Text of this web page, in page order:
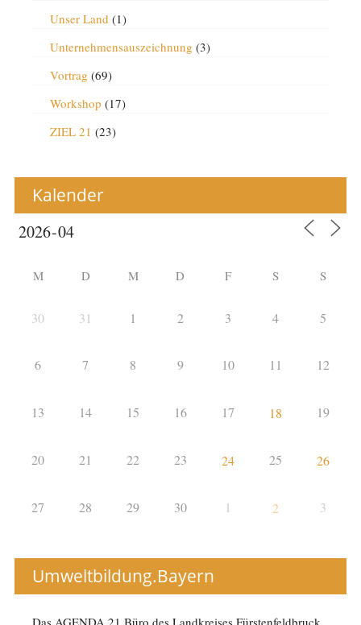
Unser Land (1)
Unternehmensauszeichnung (3)
Vortrag (69)
Workshop (17)
ZIEL 21 (23)
Kalender
M D M D F S S
30 31 1 2 3 4 5
6 7 8 9 10 11 12
13 14 15 16 17 18 19
20 21 22 23 24 25 26
27 28 29 30 1 2 3
Umweltbildung.Bayern